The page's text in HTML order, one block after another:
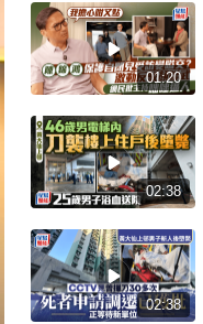
01:20
02:38
02:38